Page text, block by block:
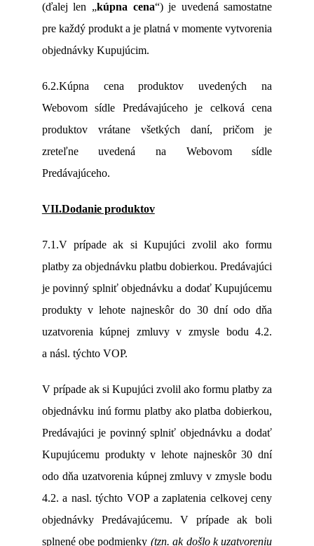
(ďalej len „kúpna cena“) je uvedená samostatne
pre každý produkt a je platná v momente vytvorenia
objednávky Kupujúcim.
6.2.Kúpna cena produktov uvedených na
Webovom sídle Predávajúceho je celková cena
produktov vrátane všetkých daní, pričom je
zreteľne uvedená na Webovom sídle
Predávajúceho.
VII.Dodanie produktov
7.1.V prípade ak si Kupujúci zvolil ako formu
platby za objednávku platbu dobierkou. Predávajúci
je povinný splniť objednávku a dodať Kupujúcemu
produkty v lehote najneskôr do 30 dní odo dňa
uzatvorenia kúpnej zmluvy v zmysle bodu 4.2.
a násl. týchto VOP.
V prípade ak si Kupujúci zvolil ako formu platby za
objednávku inú formu platby ako platba dobierkou,
Predávajúci je povinný splniť objednávku a dodať
Kupujúcemu produkty v lehote najneskôr 30 dní
odo dňa uzatvorenia kúpnej zmluvy v zmysle bodu
4.2. a nasl. týchto VOP a zaplatenia celkovej ceny
objednávky Predávajúcemu. V prípade ak boli
splnené obe podmienky (tzn. ak došlo k uzatvoreniu